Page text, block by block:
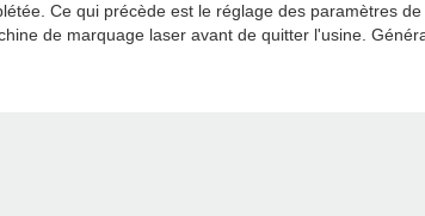
Ce qui précède est le réglage des paramètres
de marquage laser avant de quitter l'usine.